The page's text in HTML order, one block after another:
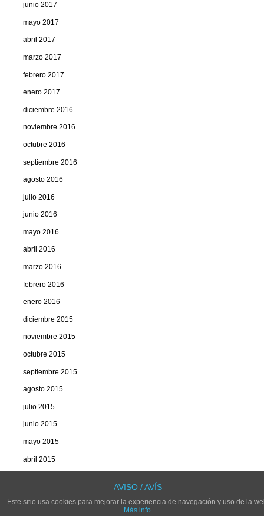
junio 2017
mayo 2017
abril 2017
marzo 2017
febrero 2017
enero 2017
diciembre 2016
noviembre 2016
octubre 2016
septiembre 2016
agosto 2016
julio 2016
junio 2016
mayo 2016
abril 2016
marzo 2016
febrero 2016
enero 2016
diciembre 2015
noviembre 2015
octubre 2015
septiembre 2015
agosto 2015
julio 2015
junio 2015
mayo 2015
abril 2015
AVISO / AVÍS
Este sitio usa cookies para mejorar la experiencia de navegación y uso de la
Más info.